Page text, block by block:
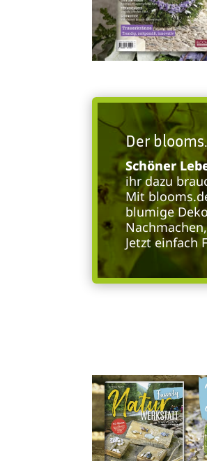
Der
Schöner
ihr dazu
Mit
blumige
Jetzt einfach